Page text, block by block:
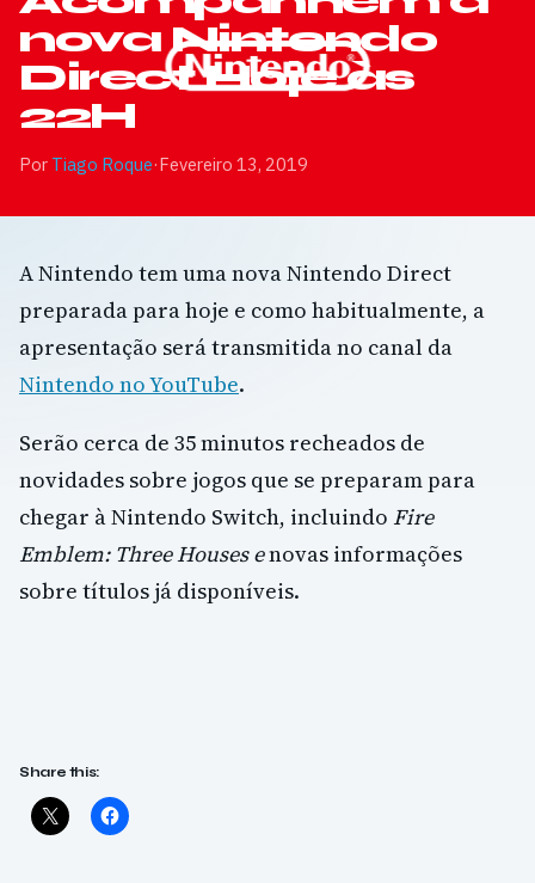
nova Nintendo
Direct Hoje às
22H
Por Tiago Roque·Fevereiro 13, 2019
A Nintendo tem uma nova Nintendo Direct
preparada para hoje e como habitualmente, a
apresentação será transmitida no canal da
Nintendo no YouTube.
Serão cerca de 35 minutos recheados de
novidades sobre jogos que se preparam para
chegar à Nintendo Switch, incluindo Fire
Emblem: Three Houses enovas informações
sobre títulos já disponíveis.
Share this: